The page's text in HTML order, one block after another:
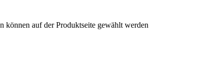
können auf der Produktseite gewählt werden